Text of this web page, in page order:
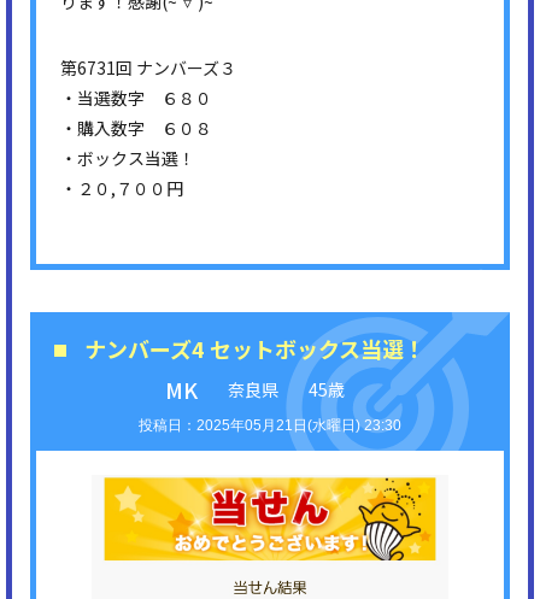
第6731回 ナンバーズ３
・当選数字 ６８０
・購入数字 ６０８
・ボックス当選！
・２０,７００円
ナンバーズ4 セットボックス当選！
MK
奈良県 45歳
2025年05月21日(水曜日) 23:30